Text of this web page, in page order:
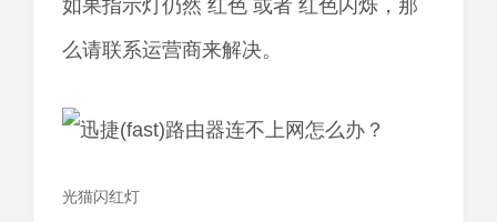
如果指示灯仍然 红色 或者 红色闪烁，那
么请联系运营商来解决。
光猫闪红灯